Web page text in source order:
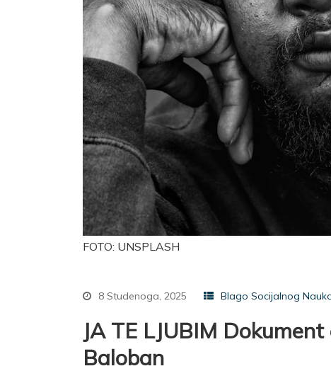
FOTO: UNSPLASH
8 Studenoga, 2025 Blago Socijalnog
JA TE LJUBIM
Baloban